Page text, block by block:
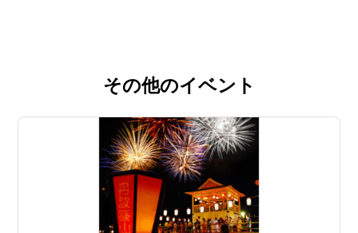
その他のイベント